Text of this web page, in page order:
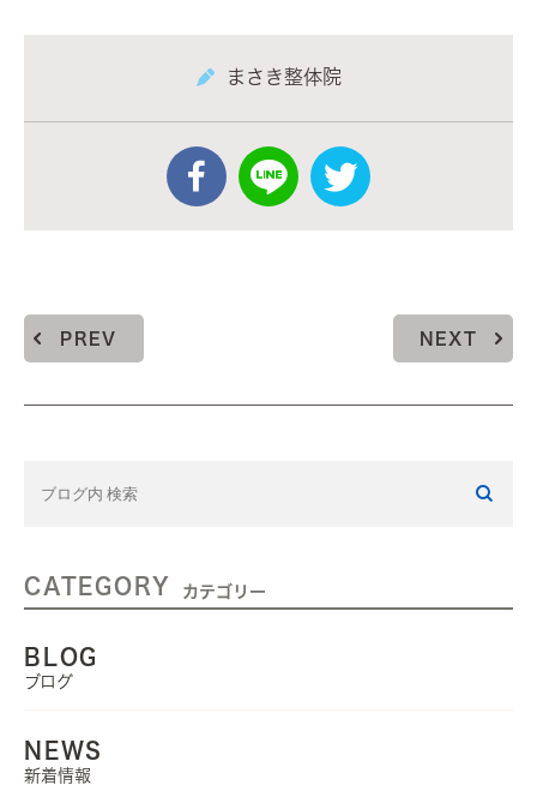
まさき整体院
PREV NEXT
CATEGORY カテゴリー
BLOG
ブログ
NEWS
新着情報